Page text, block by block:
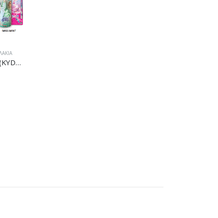
Λαμπάδα Skydancers-4 Σχέδια (KYD02000)